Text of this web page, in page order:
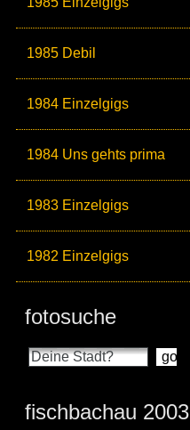
1985 Debil
1984 Einzelgigs
1984 Uns gehts prima
1983 Einzelgigs
1982 Einzelgigs
fotosuche
fischbachau 2003